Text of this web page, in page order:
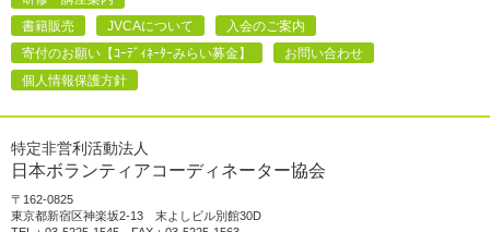
書籍販売
JVCAについて
入会のご案内
寄付のお願い【ｺｰﾃﾞｨﾈｰﾀｰみらい募金】
お問い合わせ
個人情報保護方針
特定非営利活動法人
日本ボランティアコーディネーター協会
〒162-0825
東京都新宿区神楽坂2-13 末よしビル別館30D